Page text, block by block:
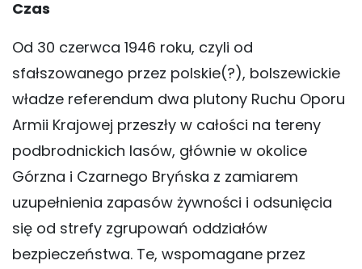
Czas
Od 30 czerwca 1946 roku, czyli od
sfałszowanego przez polskie(?), bolszewickie
władze referendum dwa plutony Ruchu Oporu
Armii Krajowej przeszły w całości na tereny
podbrodnickich lasów, głównie w okolice
Górzna i Czarnego Bryńska z zamiarem
uzupełnienia zapasów żywności i odsunięcia
się od strefy zgrupowań oddziałów
bezpieczeństwa. Te, wspomagane przez